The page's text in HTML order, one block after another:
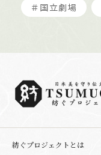
＃国立劇場
紡ぐプロジェクトとは